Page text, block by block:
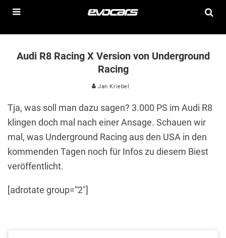
Audi R8 Racing X Version von Underground
Racing
Jan Kriebel
Tja, was soll man dazu sagen? 3.000 PS im Audi R8
klingen doch mal nach einer Ansage. Schauen wir
mal, was Underground Racing aus den USA in den
kommenden Tagen noch für Infos zu diesem Biest
veröffentlicht.
[adrotate group=“2″]